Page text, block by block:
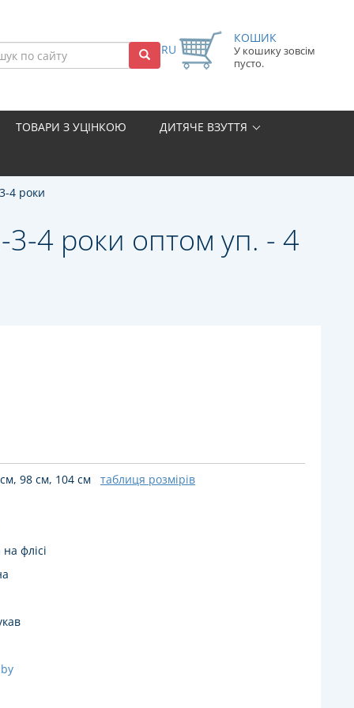
RU
КОШИК
У кошику зовсім
пусто.
ТОВАРИ З УЦІНКОЮ ДИТЯЧЕ ВЗУТТЯ
4 роки
4 роки оптом уп. - 4
98 см, 104 см
таблиця розмірів
флісі